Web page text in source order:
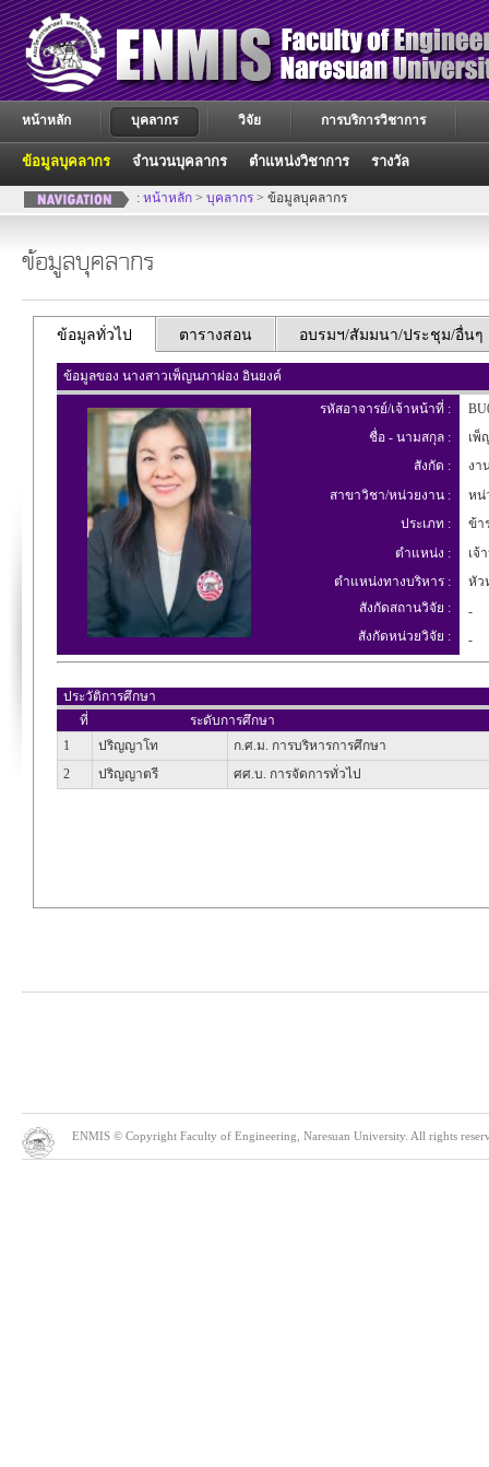
หน้าหลัก บุคลากร
ข้อมูลบุคลากร จำนวนบุคลากร ตำแหน่งวิชาการ รางวัล
วิจัย การบริการวิชาการ
: หน้าหลัก > บุคลากร > ข้อมูลบุคลากร
ข้อมูลบุคลากร
ข้อมูลทั่วไป ตารางสอน อบรมฯ/สัมมนา/ประชุม/อื่นๆ
ข้อมูลของ นางสาวเพ็ญนภาผ่อง อินยงค์
รหัสอาจารย์/เจ้าหน้าที่ :
ชื่อ - นามสกุล :
เพ็
สังกัด :
งา
สาขาวิชา/หน่วยงาน :
หน่
ประเภท :
ข้า
ตำแหน่ง :
เจ้
ตำแหน่งทางบริหาร :
หัว
สังกัดสถานวิจัย :
-
สังกัดหน่วยวิจัย :
-
ประวัติการศึกษา
ที่
ระดับการศึกษา
1
ปริญญาโท
ก.ศ.ม. การบริหารการศึกษา
2
ปริญญาตรี ศศ.บ. การจัดการทั่วไป
ENMIS © Copyright Faculty of Engineering, Naresuan University. All rights